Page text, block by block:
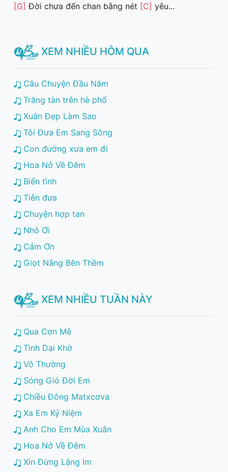
[G] Đời chưa đến chan bằng nét [C] yêu...
XEM NHIỀU HÔM QUA
Câu Chuyện Đầu Năm
Trăng tàn trên hè phố
Xuân Đẹp Làm Sao
Tôi Đưa Em Sang Sông
Con đường xưa em đi
Hoa Nở Về Đêm
Biển tình
Tiễn đưa
Chuyện hợp tan
Nhỏ Ơi
Cảm Ơn
Giọt Nắng Bên Thềm
XEM NHIỀU TUẦN NÀY
Qua Cơn Mê
Tình Dại Khờ
Vô Thường
Sóng Gió Đời Em
Chiều Đông Matxcơva
Xa Em Kỷ Niệm
Anh Cho Em Mùa Xuân
Hoa Nở Về Đêm
Xin Đừng Lặng Im